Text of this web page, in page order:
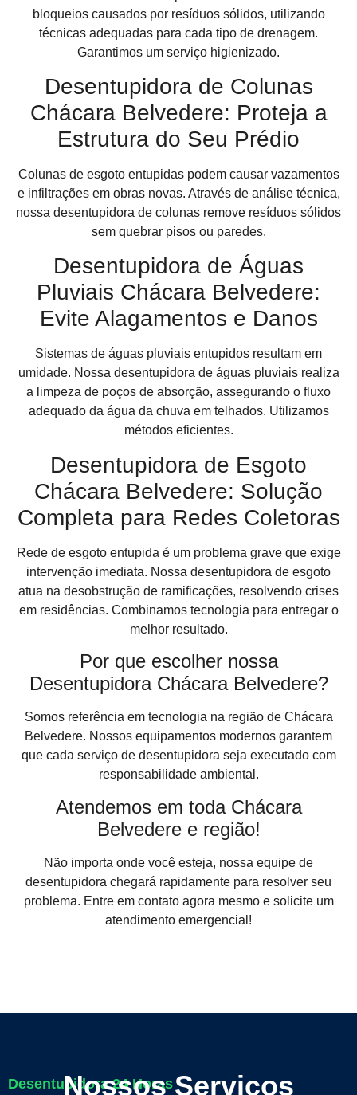
bloqueios causados por resíduos sólidos, utilizando
técnicas adequadas para cada tipo de drenagem.
Garantimos um serviço higienizado.
Desentupidora de Colunas
Chácara Belvedere: Proteja a
Estrutura do Seu Prédio
Colunas de esgoto entupidas podem causar vazamentos
e infiltrações em obras novas. Através de análise técnica,
nossa desentupidora de colunas remove resíduos sólidos
sem quebrar pisos ou paredes.
Desentupidora de Águas
Pluviais Chácara Belvedere:
Evite Alagamentos e Danos
Sistemas de águas pluviais entupidos resultam em
umidade. Nossa desentupidora de águas pluviais realiza
a limpeza de poços de absorção, assegurando o fluxo
adequado da água da chuva em telhados. Utilizamos
métodos eficientes.
Desentupidora de Esgoto
Chácara Belvedere: Solução
Completa para Redes Coletoras
Rede de esgoto entupida é um problema grave que exige
intervenção imediata. Nossa desentupidora de esgoto
atua na desobstrução de ramificações, resolvendo crises
em residências. Combinamos tecnologia para entregar o
melhor resultado.
Por que escolher nossa
Desentupidora Chácara Belvedere?
Somos referência em tecnologia na região de Chácara
Belvedere. Nossos equipamentos modernos garantem
que cada serviço de desentupidora seja executado com
responsabilidade ambiental.
Atendemos em toda Chácara
Belvedere e região!
Não importa onde você esteja, nossa equipe de
desentupidora chegará rapidamente para resolver seu
problema. Entre em contato agora mesmo e solicite um
atendimento emergencial!
Desentupidora 24 Horas
Nossos Serviços